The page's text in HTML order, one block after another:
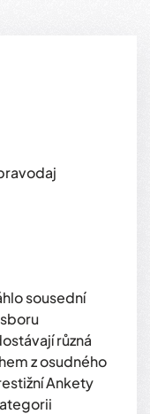
sousední
různá
z osudného
Ankety